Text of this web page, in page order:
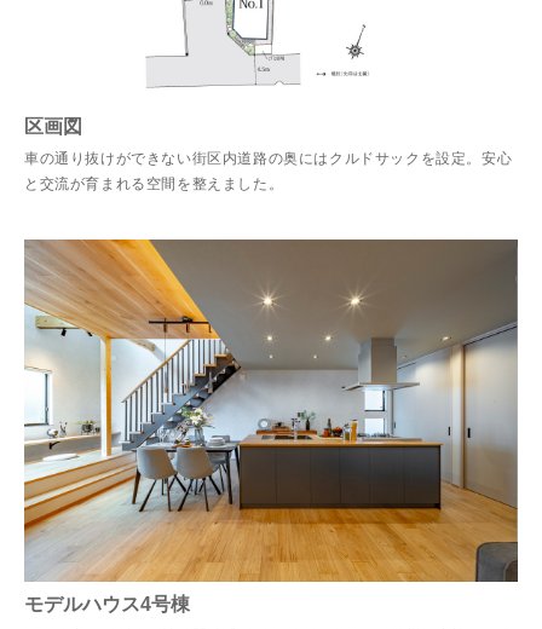
区画図
車の通り抜けができない街区内道路の奥にはクルドサックを設定。安心
と交流が育まれる空間を整えました。
モデルハウス4号棟